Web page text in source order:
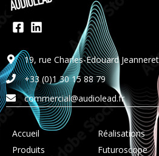
19, rue Charles-Edouard
+33 (0)1 30 15 88 79
commercial@audiolead.fr
Accueil
Produits
Réalisations
Futuroscope